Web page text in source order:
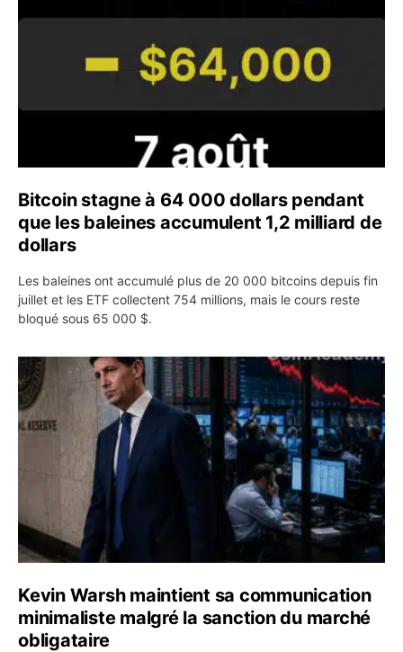
Bitcoin stagne à 64 000 dollars pendant
que les baleines accumulent 1,2 milliard de
dollars
Les baleines ont accumulé plus de 20 000 bitcoins depuis fin
juillet et les ETF collectent 754 millions, mais le cours reste
bloqué sous 65 000 $.
Kevin Warsh maintient sa communication minimaliste
Kevin Warsh maintient sa communication
minimaliste malgré la sanction du marché
obligataire